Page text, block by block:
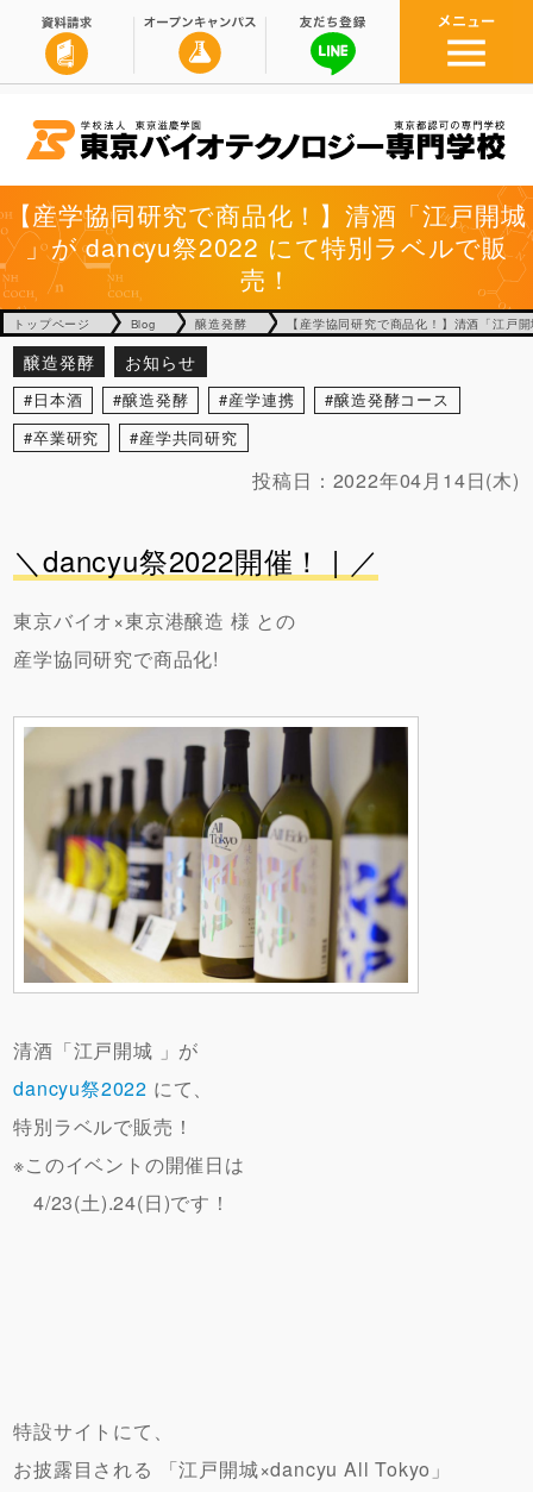
【産学協同研究で商品化！】清酒「江戸開城
」が dancyu祭2022 にて特別ラベルで販
売！
トップページ Blog 醸造発酵 【産学協同研究で商品化！】清酒「江戸
醸造発酵 お知らせ
日本酒 醸造発酵 産学連携
醸造発酵コース
卒業研究
産学共同研究
投稿日： 2022年04月14日(木)
＼dancyu祭2022開催！ | ／
東京バイオ×東京港醸造 様 との
産学協同研究で商品化!
清酒「江戸開城 」が
dancyu祭2022 にて、
特別ラベルで販売！
※このイベントの開催日は
4/23(土).24(日)です！
特設サイトにて、
お披露目される 「江戸開城×dancyu All Tokyo」